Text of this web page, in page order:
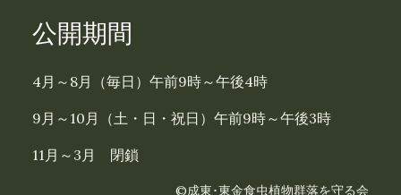
公開期間
4月～8月（毎日）午前9時～午後4時
9月～10月（土・日・祝日）午前9時～午後3時
11月～3月 閉鎖
©成東･東金食虫植物群落を守る会